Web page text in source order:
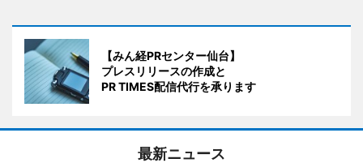
【みん経PRセンター仙台】
プレスリリースの作成と
PR TIMES配信代行を承ります
最新ニュース